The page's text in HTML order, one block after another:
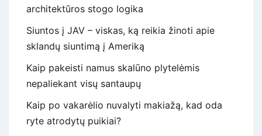
architektūros stogo logika
Siuntos į JAV – viskas, ką reikia žinoti apie
sklandų siuntimą į Ameriką
Kaip pakeisti namus skalūno plytelėmis
nepaliekant visų santaupų
Kaip po vakarėlio nuvalyti makiažą, kad oda
ryte atrodytų puikiai?